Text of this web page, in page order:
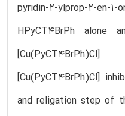
pyridin-2-ylprop-2-
HPyCT4BrPh alone
[Cu(PyCT4BrPh)Cl]
and religation step of